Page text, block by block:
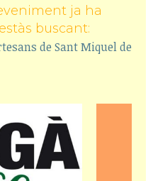
ja ha
buscant:
de Sant Miquel de